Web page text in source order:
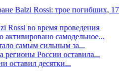
Balzi Rossi: трое погибших, 17
Rossi во время проведения
активировано самодельное...
самым сильным за...
России оставила...
оставил десятки...